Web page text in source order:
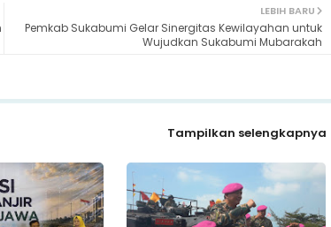
LEBIH BARU
Pemkab Sukabumi Gelar Sinergitas Kewilayahan untuk
Wujudkan Sukabumi Mubarakah
Tampilkan selengkapnya